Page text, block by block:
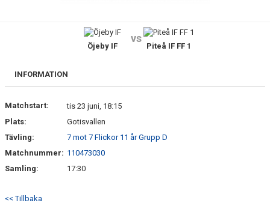
TRUPPEN
DOKUMENT
KONTAKT
MEDLEMSKAP
Öjeby IF
vs
Piteå IF FF 1
INFORMATION
Matchstart:
tis 23 juni, 18:15
Plats:
Gotisvallen
Tävling:
7 mot 7 Flickor 11 år Grupp D
Matchnummer: 110473030
Samling:
17:30
<< Tillbaka